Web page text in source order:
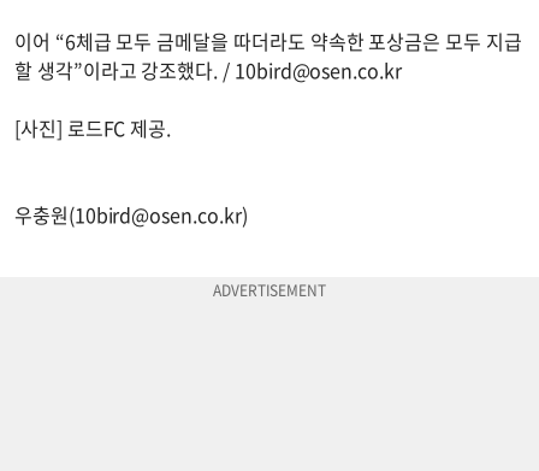
이어 “6체급 모두 금메달을 따더라도 약속한 포상금은 모두 지급
할 생각”이라고 강조했다. / 10bird@osen.co.kr
[사진] 로드FC 제공.
우충원(10bird@osen.co.kr)